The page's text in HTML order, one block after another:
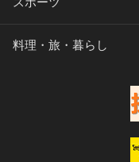
料理・旅・暮らし